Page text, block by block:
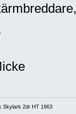
Skylark 2dr HT 1963